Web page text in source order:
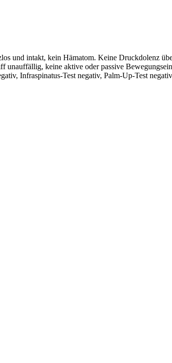
und intakt, kein Hämatom. Keine Druckdolenz
unauffällig, keine aktive oder passive
Infraspinatus-Test negativ, Palm-Up-Test